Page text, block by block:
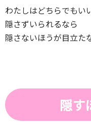
わたしはどちらでもい
隠さずいられるなら
隠さないほうが目立た
隠す